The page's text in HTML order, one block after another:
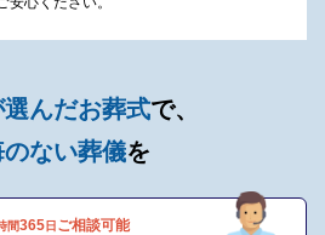
んだお葬式で、
ない葬儀を
間365日 ご相談可能